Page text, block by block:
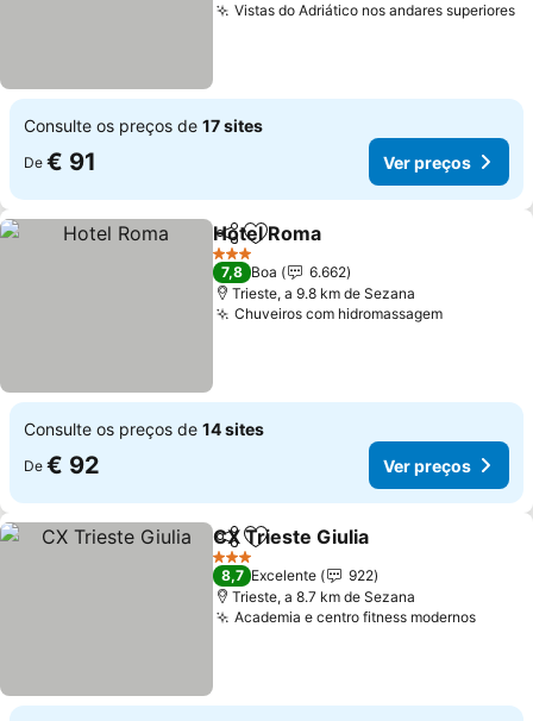
Vistas do Adriático nos andares superiores
Consulte os preços de 17 sites
De € 91 Ver preços
PartilharAdicionar aos favoritos
Hotel Roma
3 Estrelas
7,8 Boa
6.662
Trieste, a 9.8 km de Sezana
Chuveiros com hidromassagem
Consulte os preços de 14 sites
De € 92 Ver preços
PartilharAdicionar aos favoritos
CX Trieste Giulia
3 Estrelas
8,7 Excelente
922
Trieste, a 8.7 km de Sezana
Academia e centro fitness modernos